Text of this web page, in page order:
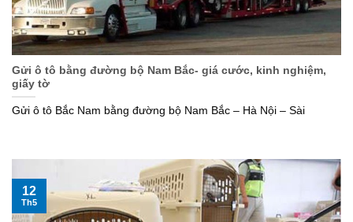
Gửi ô tô bằng đường bộ Nam Bắc- giá cước, kinh nghiệm,
giấy tờ
Gửi ô tô Bắc Nam bằng đường bộ Nam Bắc – Hà Nội – Sài
12
Th5